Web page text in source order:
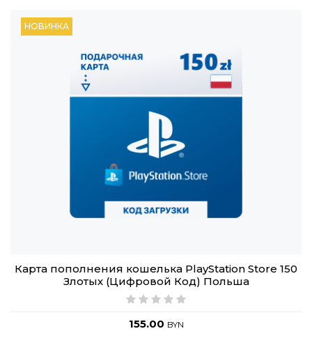
НОВИНКА
Карта пополнения кошелька PlayStation Store 150
Злотых (Цифровой Код) Польша
155.00 BYN